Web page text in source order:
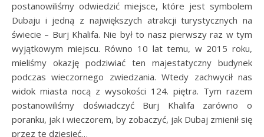
postanowiliśmy odwiedzić miejsce, które jest symbolem
Dubaju i jedną z największych atrakcji turystycznych na
świecie – Burj Khalifa. Nie był to nasz pierwszy raz w tym
wyjątkowym miejscu. Równo 10 lat temu, w 2015 roku,
mieliśmy okazję podziwiać ten majestatyczny budynek
podczas wieczornego zwiedzania. Wtedy zachwycił nas
widok miasta nocą z wysokości 124. piętra. Tym razem
postanowiliśmy doświadczyć Burj Khalifa zarówno o
poranku, jak i wieczorem, by zobaczyć, jak Dubaj zmienił się
przez te dziesięć…